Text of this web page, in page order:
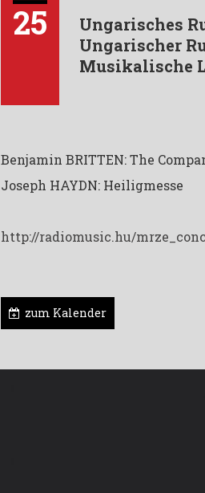
25
Ungarisches
Ungarischer
Musikalische
Benjamin BRITTEN: The
Joseph HAYDN: Heiligmesse
http://radiomusic.hu/
zum Kalender